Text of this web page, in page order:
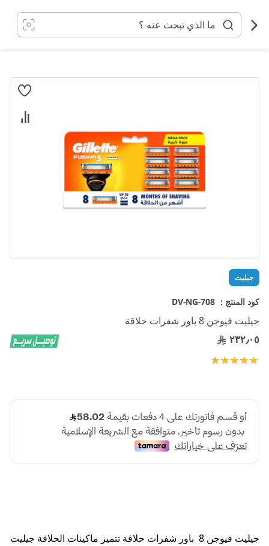
المحتوى
جيليت
كود المنتج : DV-NG-708
جيليت فيوجن 8 باور شفرات حلاقة
٢٣٢٫٠٥
تقييم:
جيليت فيوجن 8 باور شفرات حلاقة تتميز ماكينات الحلاقة جيليت
انتقل
تخطي
إلى
بداية
معرض
الصور